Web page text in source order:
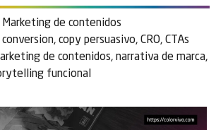
Marketing de contenidos
conversion, copy persuasivo, CRO, CTAs
de contenidos, narrativa de marca,
funcional